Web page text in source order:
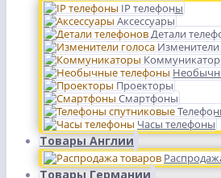
IP телефоны
Аксессуары
Детали
Изменители
Проекторы
Смартфоны
Часы телефоны
Товары Англии
Товары Германии